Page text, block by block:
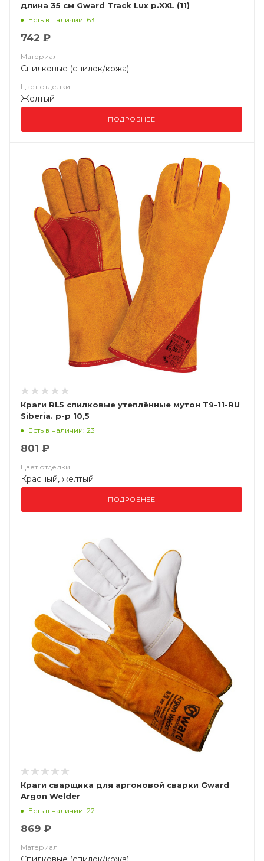
длина 35 см Gward Track Lux р.XXL (11)
Есть в наличии: 63
742 ₽
Материал
Спилковые (спилок/кожа)
Цвет отделки
Желтый
ПОДРОБНЕЕ
Краги RL5 спилковые утеплённые мутон Т9-11-RU
Siberia. р-р 10,5
Есть в наличии: 23
801 ₽
Цвет отделки
Красный, желтый
ПОДРОБНЕЕ
Краги сварщика для аргоновой сварки Gward
Argon Welder
Есть в наличии: 22
869 ₽
Материал